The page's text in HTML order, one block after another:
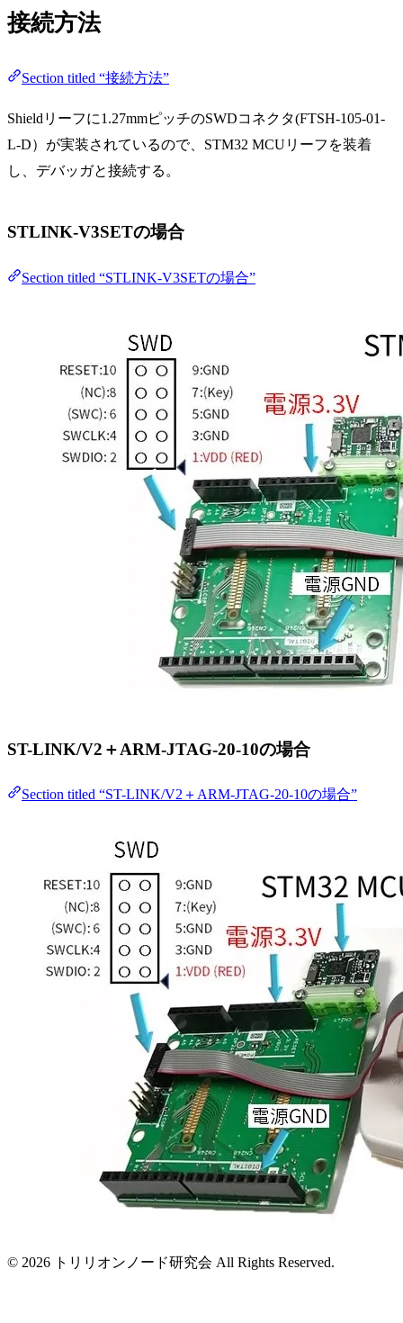
接続方法
Section titled “接続方法”
Shieldリーフに1.27mmピッチのSWDコネクタ(FTSH-105-01-
L-D）が実装されているので、STM32 MCUリーフを装着
し、デバッガと接続する。
STLINK-V3SETの場合
Section titled “STLINK-V3SETの場合”
ST-LINK/V2＋ARM-JTAG-20-10の場合
Section titled “ST-LINK/V2＋ARM-JTAG-20-10の場合”
© 2026 トリリオンノード研究会 All Rights Reserved.